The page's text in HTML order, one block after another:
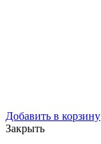
Добавить в корзину
Закрыть